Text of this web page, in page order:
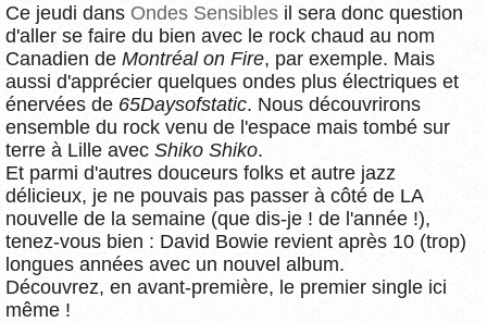
Ce jeudi dans Ondes Sensibles il sera donc question
d'aller se faire du bien avec le rock chaud au nom
Canadien de Montréal on Fire, par exemple. Mais
aussi d'apprécier quelques ondes plus électriques et
énervées de 65Daysofstatic. Nous découvrirons
ensemble du rock venu de l'espace mais tombé sur
terre à Lille avec Shiko Shiko.
Et parmi d'autres douceurs folks et autre jazz
délicieux, je ne pouvais pas passer à côté de LA
nouvelle de la semaine (que dis-je ! de l'année !),
tenez-vous bien : David Bowie revient après 10 (trop)
longues années avec un nouvel album.
Découvrez, en avant-première, le premier single ici
même !